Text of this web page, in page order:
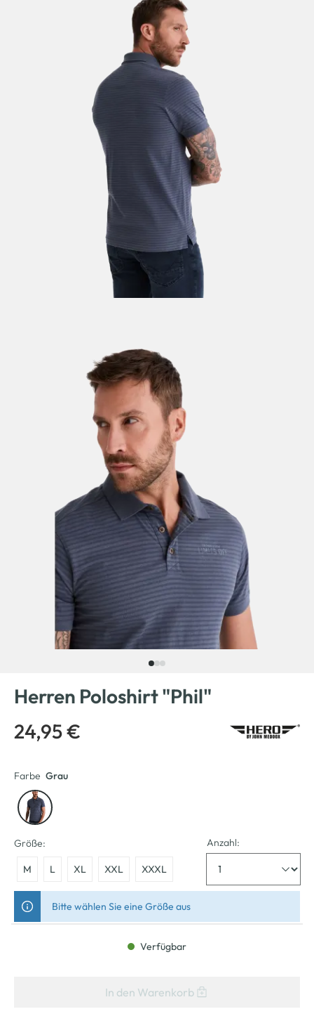
Herren Poloshirt "Phil"
24,95 €
Farbe Grau
Größe:
M L XL XXL XXXL
Anzahl:
Bitte wählen Sie eine Größe aus
Verfügbar
In den Warenkorb